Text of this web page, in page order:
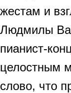
жестам и
Людмилы
пианист-
целостным
слово, что